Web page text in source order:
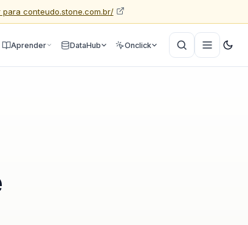
para conteudo.stone.com.br/
Aprender DataHub Onclick